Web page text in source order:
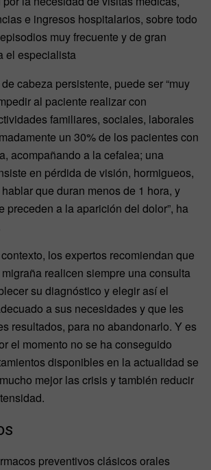
e ingresos hospitalarios, sobre todo
muy frecuente y de gran
el especialista
cabeza persistente, puede ser “muy
al paciente realizar con
familiares, sociales, laborales
un 30% de los pacientes con
acompañando a la cefalea; una
en pérdida de visión, hormigueos,
que duran menos de 1 hora, y
preceden a la aparición del dolor”, ha
los expertos recomiendan que
realicen siempre una consulta
su diagnóstico y elegir así el
a sus necesidades y que les
resultados, para no abandonarlo. Y es
el momento no se ha conseguido
disponibles en la actualidad se
mejor las crisis y también reducir
preventivos clásicos orales